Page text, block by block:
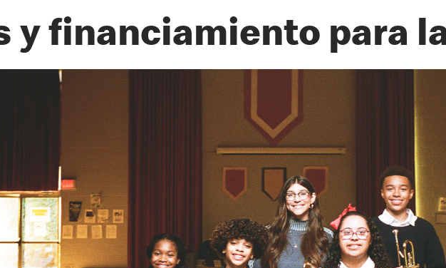
y financiamiento para